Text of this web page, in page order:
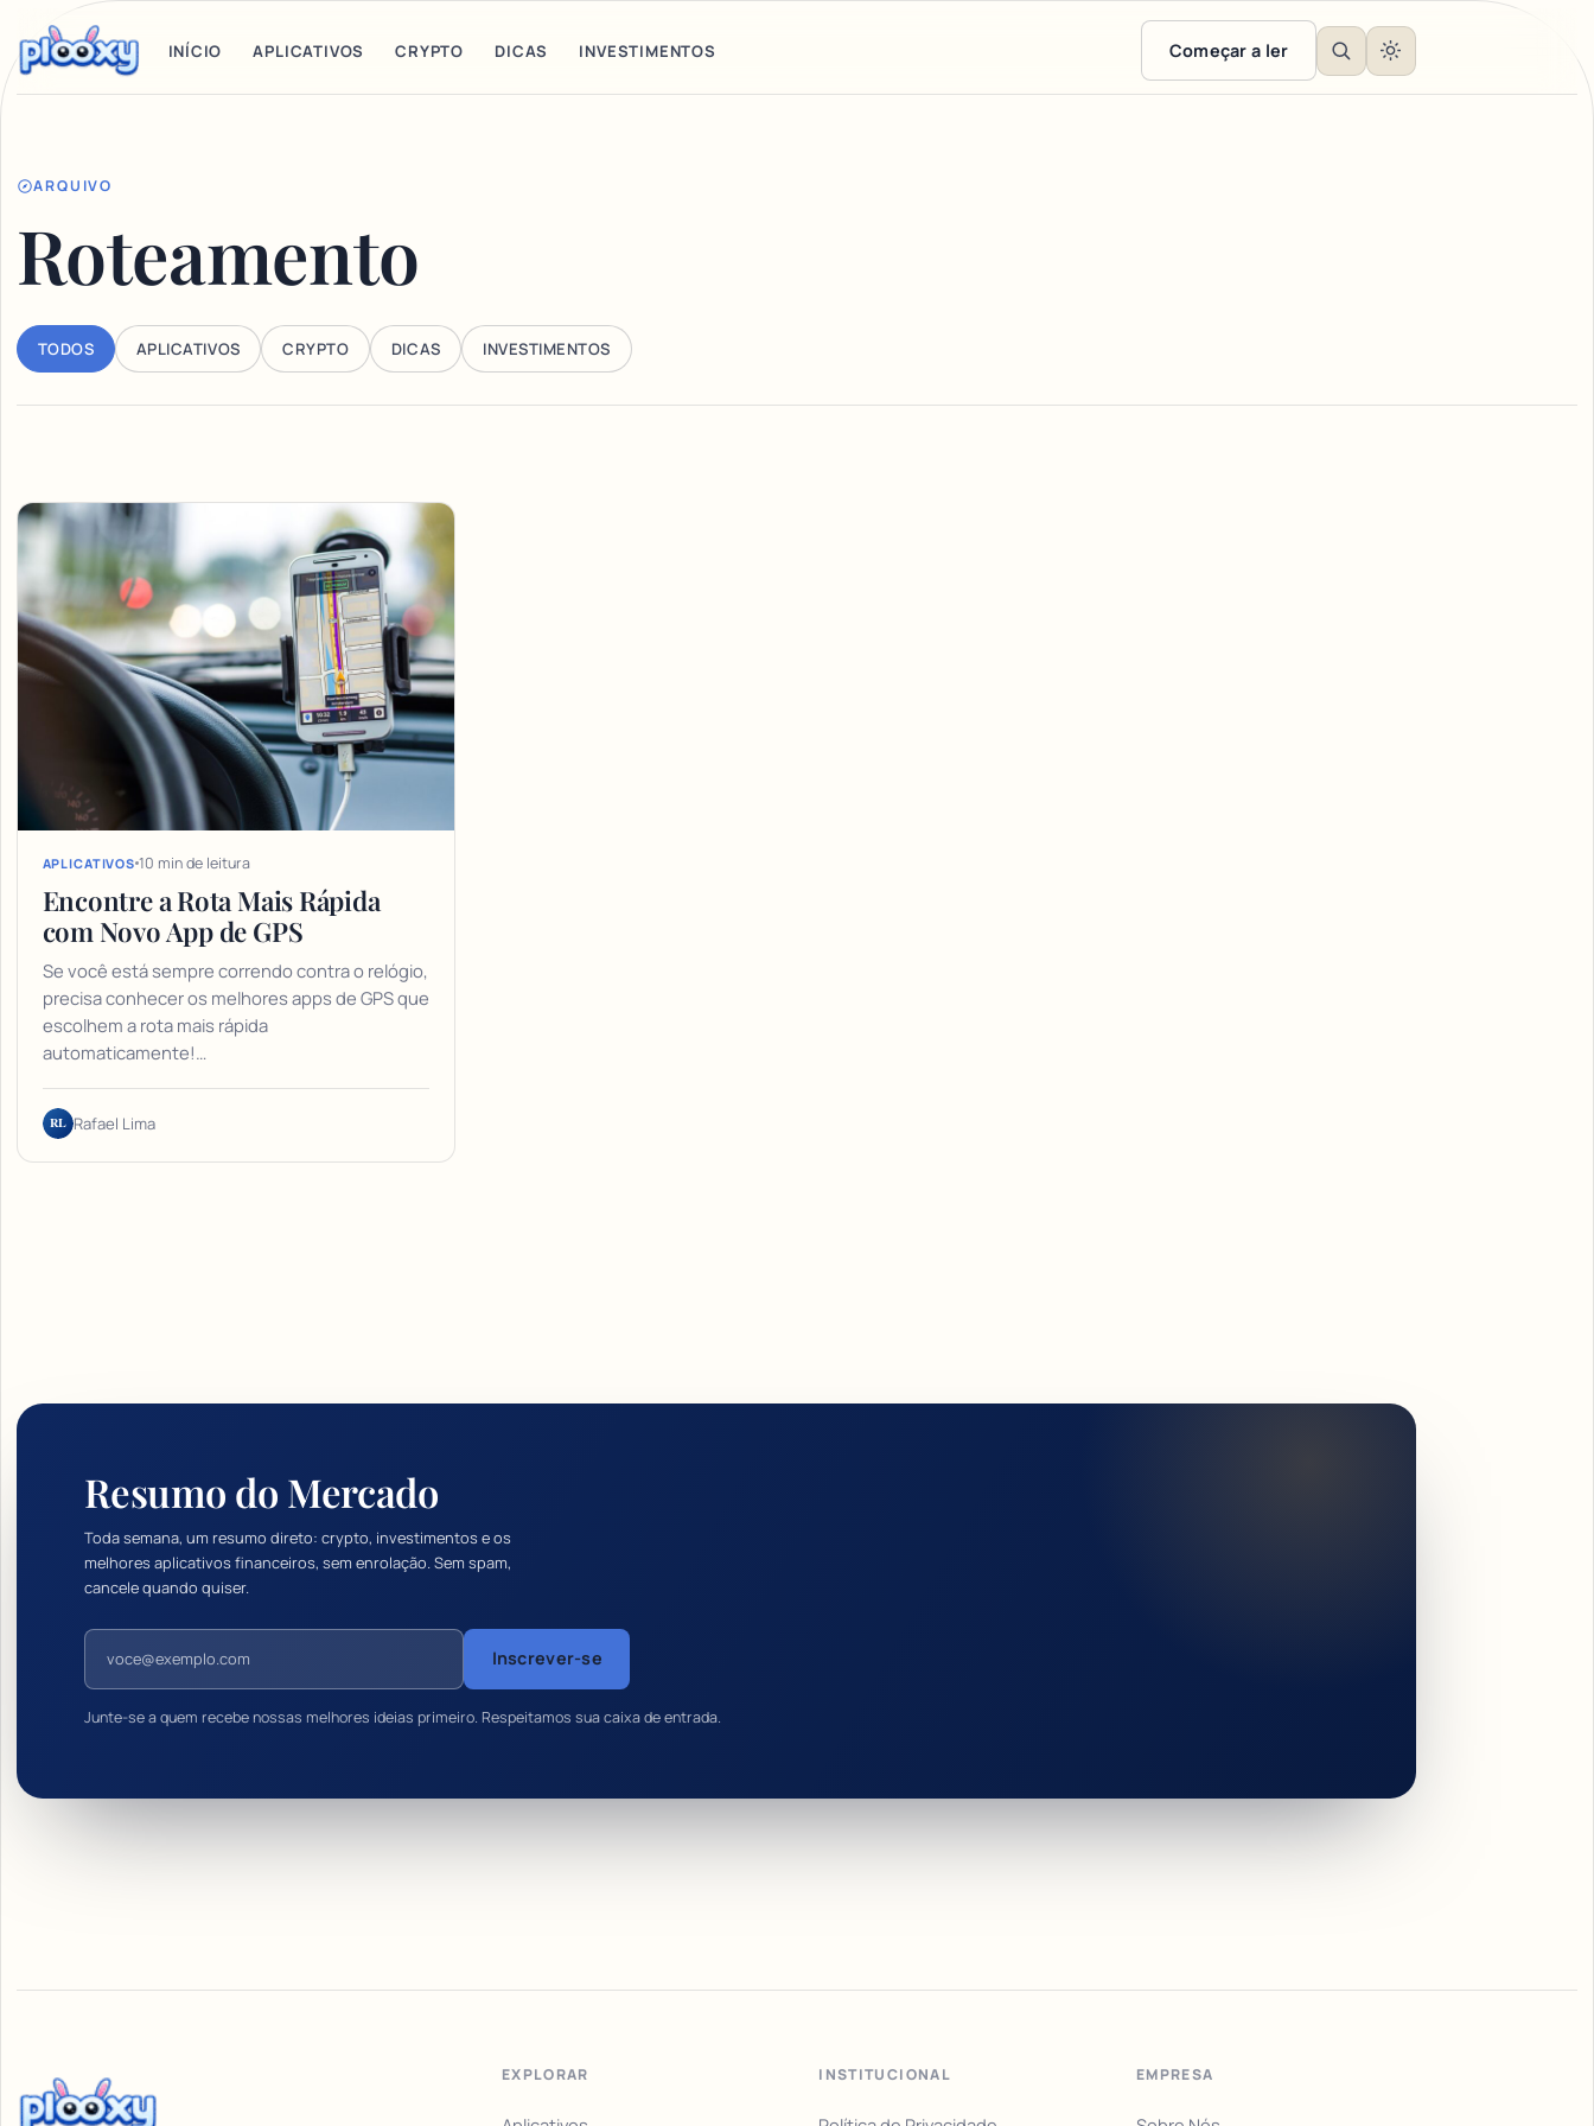
INÍCIO APLICATIVOS CRYPTO DICAS INVESTIMENTOS Começar a ler
ARQUIVO
Roteamento
TODOS APLICATIVOS CRYPTO DICAS INVESTIMENTOS
Articles
APLICATIVOS 10 min de leitura
Encontre a Rota Mais Rápida
com Novo App de GPS
Se você está sempre correndo contra o relógio,
precisa conhecer os melhores apps de GPS que
escolhem a rota mais rápida
automaticamente!…
RL Rafael Lima
Resumo do Mercado
Toda semana, um resumo direto: crypto, investimentos e os
melhores aplicativos financeiros, sem enrolação. Sem spam,
cancele quando quiser.
Endereço de e-mail
Inscrever-se
Junte-se a quem recebe nossas melhores ideias primeiro. Respeitamos sua caixa de entrada.
EXPLORAR INSTITUCIONAL EMPRESA